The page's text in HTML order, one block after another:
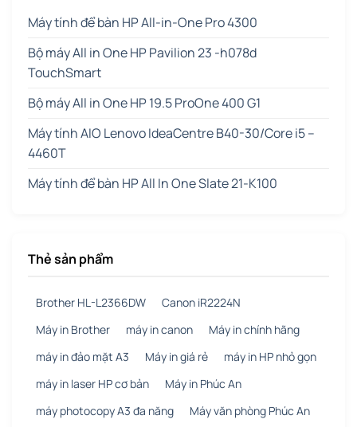
Máy tính để bàn HP All-in-One Pro 4300
Bộ máy All in One HP Pavilion 23 -h078d
TouchSmart
Bộ máy All in One HP 19.5 ProOne 400 G1
Máy tính AIO Lenovo IdeaCentre B40-30/Core i5 –
4460T
Máy tính để bàn HP All In One Slate 21-K100
Thẻ sản phẩm
Brother HL-L2366DW
Canon iR2224N
Máy in Brother
máy in canon
Máy in chính hãng
máy in đảo mặt A3
Máy in giá rẻ
máy in HP nhỏ gọn
máy in laser HP cơ bản
Máy in Phúc An
máy photocopy A3 đa năng
Máy văn phòng Phúc An